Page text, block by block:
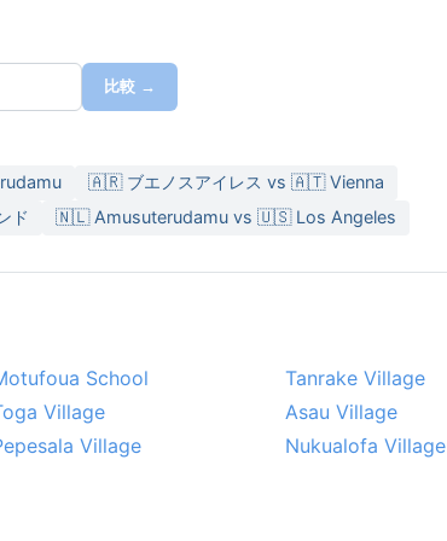
比較 →
🇦🇷 ブエノスアイレス vs 🇦🇹 Vienna
ド 🇳🇱 Amusuterudamu vs 🇺🇸 Los Angeles
School
Tanrake Village
Village
Asau Village
Village
Nukualofa Village